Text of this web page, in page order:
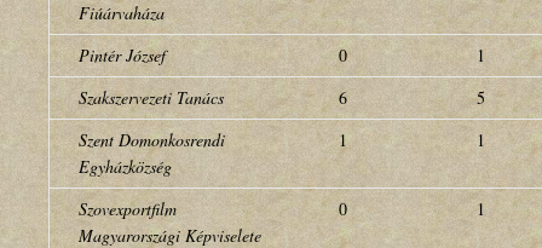
Fiúárvaháza
Pintér József 0
1
Szakszervezeti Tanács
6
5
Szent Domonkosrendi
Egyházközség
1 1
Szovexportfilm
Magyarországi Képviselete
0 1